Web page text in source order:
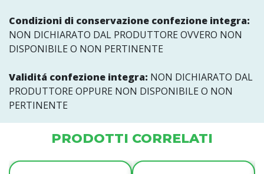
Condizioni di conservazione confezione integra:
NON DICHIARATO DAL PRODUTTORE OVVERO NON
DISPONIBILE O NON PERTINENTE
Validitá confezione integra: NON DICHIARATO DAL
PRODUTTORE OPPURE NON DISPONIBILE O NON
PERTINENTE
PRODOTTI CORRELATI